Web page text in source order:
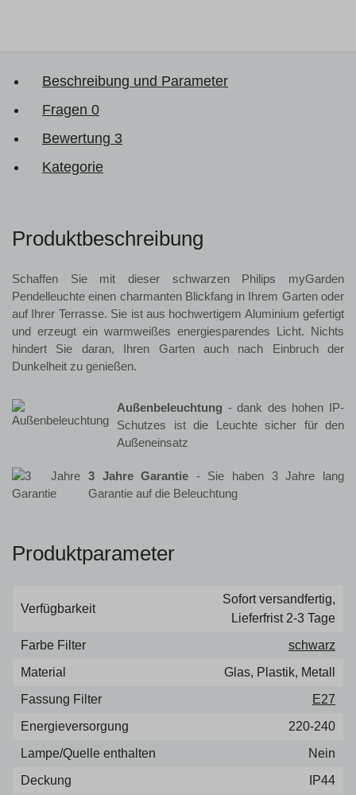
Beschreibung und Parameter
Fragen 0
Bewertung 3
Kategorie
Produktbeschreibung
Schaffen Sie mit dieser schwarzen Philips myGarden
Pendelleuchte einen charmanten Blickfang in Ihrem Garten oder
auf Ihrer Terrasse. Sie ist aus hochwertigem Aluminium gefertigt
und erzeugt ein warmweißes energiesparendes Licht. Nichts
hindert Sie daran, Ihren Garten auch nach Einbruch der
Dunkelheit zu genießen.
Außenbeleuchtung - dank des hohen IP-
Schutzes ist die Leuchte sicher für den
Außeneinsatz
3 Jahre Garantie - Sie haben 3 Jahre lang
Garantie auf die Beleuchtung
Produktparameter
Verfügbarkeit
Sofort versandfertig,
Lieferfrist 2-3 Tage
Farbe Filter
schwarz
Material
Glas, Plastik, Metall
Fassung Filter
E27
Energieversorgung
220-240
Lampe/Quelle enthalten
Nein
Deckung
IP44